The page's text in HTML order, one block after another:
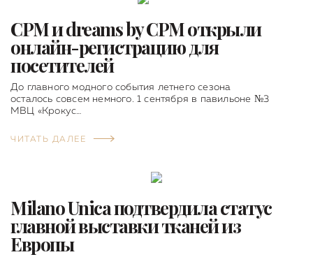
CPM и dreams by CPM открыли
онлайн-регистрацию для
посетителей
До главного модного события летнего сезона
осталось совсем немного. 1 сентября в павильоне №3
МВЦ «Крокус…
ЧИТАТЬ ДАЛЕЕ
Milano Unica подтвердила статус
главной выставки тканей из
Европы